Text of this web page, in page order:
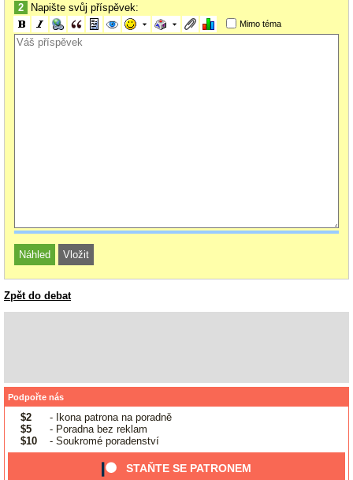
2 Napište svůj příspěvek:
Mimo téma
Zpět do debat
Podpořte nás
$2
- Ikona patrona na poradně
$5
- Poradna bez reklam
$10
- Soukromé poradenství
STAŇTE SE PATRONEM